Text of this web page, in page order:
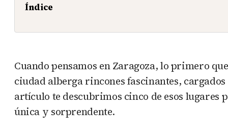
Índice
Cuando pensamos en Zaragoza, lo primero
ciudad alberga rincones fascinantes,
artículo te descubrimos cinco de esos
única y sorprendente.